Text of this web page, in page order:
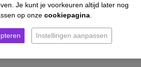
Je kunt je voorkeuren altijd later nog
op onze cookiepagina
Instellingen aanpassen